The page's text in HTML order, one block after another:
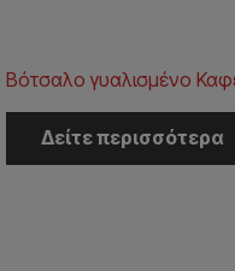
Βότσαλο γυαλισμένο
Δείτε περισσότερα